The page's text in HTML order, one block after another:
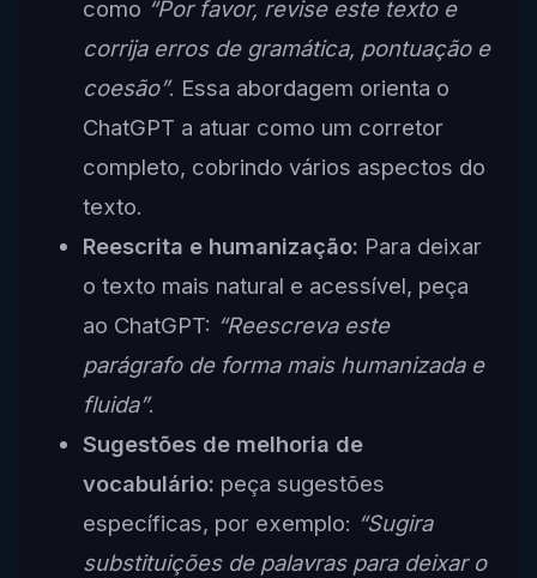
como “Por favor, revise este texto e
corrija erros de gramática, pontuação e
coesão”. Essa abordagem orienta o
ChatGPT a atuar como um corretor
completo, cobrindo vários aspectos do
texto.
Reescrita e humanização: Para deixar
o texto mais natural e acessível, peça
ao ChatGPT: “Reescreva este
parágrafo de forma mais humanizada e
fluida”.
Sugestões de melhoria de
vocabulário: peça sugestões
específicas, por exemplo: “Sugira
substituições de palavras para deixar o